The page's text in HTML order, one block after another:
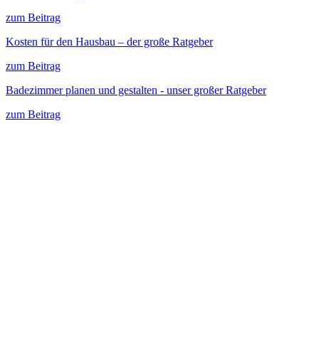
zum Beitrag
Kosten für den Hausbau – der große Ratgeber
zum Beitrag
Badezimmer planen und gestalten - unser großer Ratgeber
zum Beitrag